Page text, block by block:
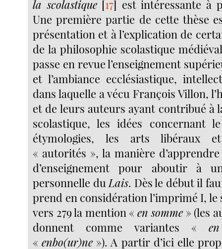
la scolastique[17] est intéressante à
Une première partie de cette thèse
présentation et à l’explication de
de la philosophie scolastique
passe en revue l’enseignement
et l’ambiance ecclésiastique,
dans laquelle a vécu François Villon,
et de leurs auteurs ayant contribué à
scolastique, les idées concernant
étymologies, les arts libéraux
« autorités », la manière
d’enseignement pour aboutir à
personnelle du Lais. Dès le début il
prend en considération l’imprimé I,
vers 279 la mention « en somme » (les
donnent comme variantes «
«enbo(ur)ne »). A partir d’ici elle